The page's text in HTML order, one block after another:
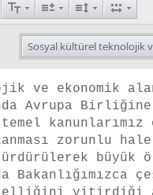
Sosyal kültürel teknolojik